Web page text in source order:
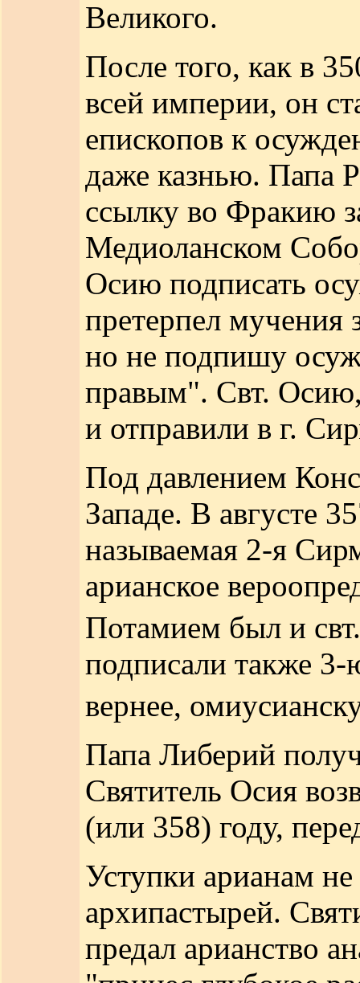
Великого.
После того, как в
всей империи, он
епископов к
даже казнью. Папа
ссылку во Фракию
Медиоланском
Осию подписать
претерпел мучения
но не подпишу
правым". Свт. Осию,
и отправили в г.
Под давлением
Западе. В августе
называемая 2-я
арианское
Потамием был и
подписали также
вернее,
Папа Либерий
Святитель Осия
(или 358) году,
Уступки арианам
архипастырей.
предал арианство